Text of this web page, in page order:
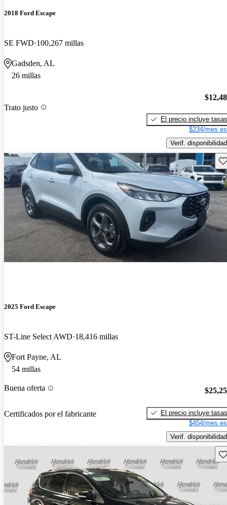
2018 Ford Escape
SE FWD 100,267 millas
Gadsden, AL
26 millas
Trato justo
El precio incluye tasas
$234/mes
Verif. disponibilidad
2025 Ford Escape
ST-Line Select AWD 18,416 millas
Fort Payne, AL
54 millas
Buena oferta
Certificados por el fabricante
El precio incluye tasas
$454/mes
Verif. disponibilidad